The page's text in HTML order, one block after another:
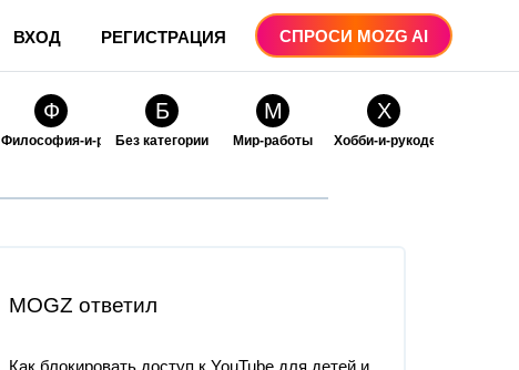
ВХОД РЕГИСТРАЦИЯ СПРОСИ MOZG AI
Ф
Философия-и-религия
Б
Без категории
М
Мир-работы
Х
Хобби-и-рукоделие
MOGZ ответил
Как блокировать доступ к YouTube для детей и